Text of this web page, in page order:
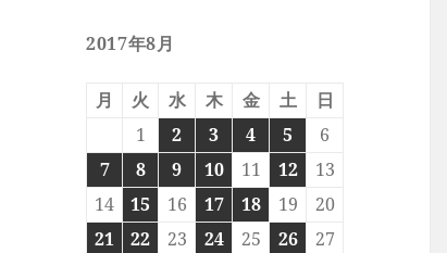
2017年8月
月 火 水 木 金 土
日
1
2 3 4 5
6
7
8 9 10 11 12
13
14
15 16 17 18 19
20
21
22 23 24 25 26
27